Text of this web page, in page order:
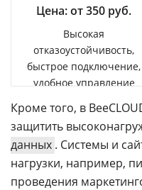
Цена: от 350 руб.
Высокая
отказоустойчивость,
быстрое подключение,
удобное управление
Кроме того, в
защитить
данных . Системы и
нагрузки, например,
проведения